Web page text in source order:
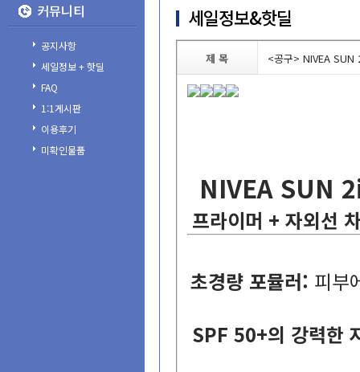
커뮤니티
공지사항
세일정보+핫딜
FAQ
1:1게시판
이용후기
미확인물품
세일정보&핫딜
제목 <공구
프라이머+자외선
초경량포뮬러: 피부
SPF50+의강력한